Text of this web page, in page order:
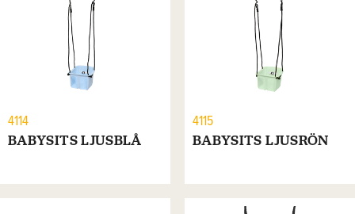
4114
BABYSITS LJUSBLÅ
4115
BABYSITS LJUSRÖN